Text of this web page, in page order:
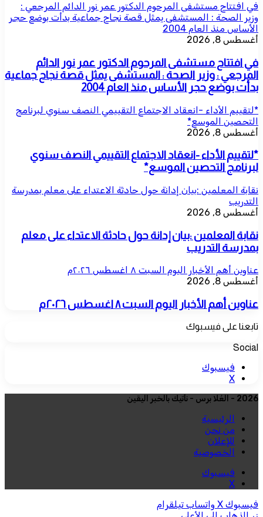
في افتتاح مستشفى المرحوم الدكتور عمر نور الدائم المرجعي :
وزير الصحة : المستشفى يمثل قصة نجاح جماعية بدأت بوضع حجر
الأساس منذ العام 2004
أغسطس 8, 2026
في افتتاح مستشفى المرحوم الدكتور عمر نور الدائم
المرجعي : وزير الصحة : المستشفى يمثل قصة نجاح جماعية
بدأت بوضع حجر الأساس منذ العام 2004
*لتقييم الأداء -انعقاد الاجتماع التقييمي النصف سنوي لبرنامج
التحصين الموسع*
أغسطس 8, 2026
*لتقييم الأداء -انعقاد الاجتماع التقييمي النصف سنوي
لبرنامج التحصين الموسع*
نقابة المعلمين :بيان إدانة حول حادثة الاعتداء على معلم بمدرسة
التدريب
أغسطس 8, 2026
نقابة المعلمين :بيان إدانة حول حادثة الاعتداء على معلم
بمدرسة التدريب
عناوين أهم الأخبار اليوم السبت ٨ اغسطس ٢٠٢٦م
أغسطس 8, 2026
عناوين أهم الأخبار اليوم السبت ٨ اغسطس ٢٠٢٦م
تابعنا على فيسبوك
Social
فيسبوك
‫X
2026 - العُلا برس - نأتيك بالخبر اليقين
الرئيسية
من نحن
للإعلان
الخصوصية
فيسبوك
‫X
فيسبوك ‫X واتساب تيلقرام